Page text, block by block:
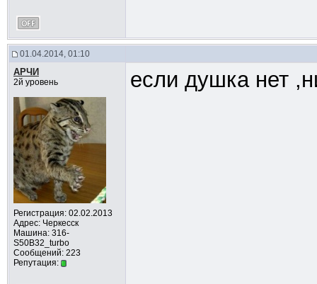
01.04.2014, 01:10
АРЧИ
2й уровень
Регистрация: 02.02.2013
Адрес: Черкесск
Машина: 316-
S50B32_turbo
Сообщений: 223
Репутация:
если душка нет